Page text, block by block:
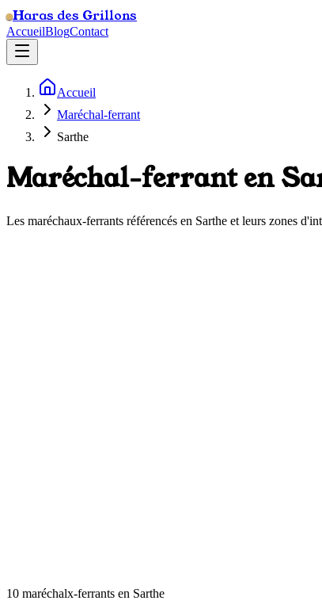
Haras des Grillons
AccueilBlogContact
Accueil
Maréchal-ferrant
Sarthe
Maréchal-ferrant en
Les maréchaux-ferrants référencés en Sarthe et leurs zones
10 maréchalx-ferrants en Sarthe